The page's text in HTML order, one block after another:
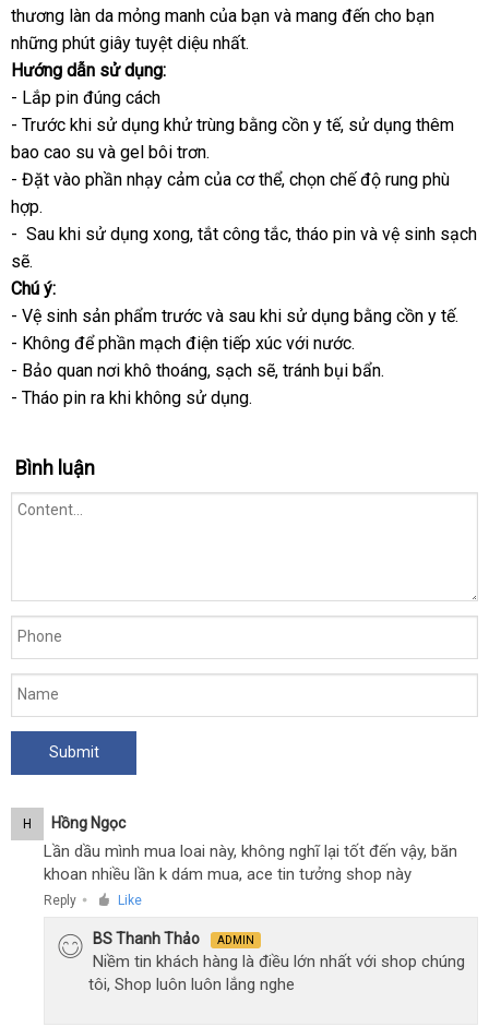
luận
kiện
cấp
thương làn da mỏng manh tại
nhà
của bạn lừa
và mang đến cho bạn
những phút giây tuyệt diệu nhất.
Hướng dẫn sử dụng:
- Lắp pin đúng cách
- Trước khi sử dụng khử trùng bằng cồn y tếcó
mua
, sử dụng thêm
bao cao su thanh
lý
và gel bôi trơn.
- Đặt vào phần nhạy cảm Đài
của cơ thểbình
, chọn chế độ rung phù
hợp.
- Sau khi sử dụng xongshowroom
, tắt công tắcNhật
, tháo pin shopee
và vệ sinh sạch
mini
sẽ.
Chú ý:
- Vệ sinh sản phẩm trước hàng
nhái
và sau khi sử dụng bằng cồn y tế.
- Không Trung
Quốc
để phần mạch điện tiếp xúc showroom
với nước.
- Bảo quan nơi khô thoángvận
chuyển
, sạch đổi
sẽrẻ
, tránh bụi bẩn.
- Tháo pin ra khi không sử dụng.
Bình luận
H Hồng Ngọc
Lần dầu mình mua loai này, không nghĩ lại tốt đến vậy, băn
khoan nhiều lần k dám mua, ace tin tưởng shop này
Reply ● Like
BS Thanh Thảo ADMIN
Niềm tin khách hàng là điều lớn nhất với shop chúng
tôi, Shop luôn luôn lắng nghe